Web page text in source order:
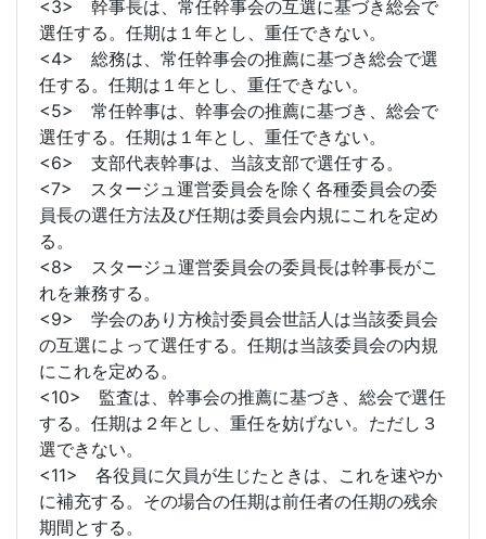
<3> 幹事長は、常任幹事会の互選に基づき総会で
選任する。任期は１年とし、重任できない。
<4> 総務は、常任幹事会の推薦に基づき総会で選
任する。任期は１年とし、重任できない。
<5> 常任幹事は、幹事会の推薦に基づき、総会で
選任する。任期は１年とし、重任できない。
<6> 支部代表幹事は、当該支部で選任する。
<7> スタージュ運営委員会を除く各種委員会の委
員長の選任方法及び任期は委員会内規にこれを定め
る。
<8> スタージュ運営委員会の委員長は幹事長がこ
れを兼務する。
<9> 学会のあり方検討委員会世話人は当該委員会
の互選によって選任する。任期は当該委員会の内規
にこれを定める。
<10> 監査は、幹事会の推薦に基づき、総会で選任
する。任期は２年とし、重任を妨げない。ただし３
選できない。
<11> 各役員に欠員が生じたときは、これを速やか
に補充する。その場合の任期は前任者の任期の残余
期間とする。